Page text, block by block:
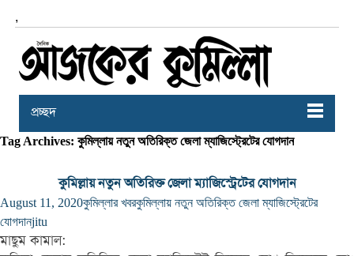
,
প্রচ্ছদ
Tag Archives: কুমিল্লায় নতুন অতিরিক্ত জেলা ম্যাজিস্ট্রেটের যোগদান
কুমিল্লায় নতুন অতিরিক্ত জেলা ম্যাজিস্ট্রেটের যোগদান
August 11, 2020কুমিল্লার খবরকুমিল্লায় নতুন অতিরিক্ত জেলা ম্যাজিস্ট্রেটের
যোগদানjitu
মাছুম কামাল: